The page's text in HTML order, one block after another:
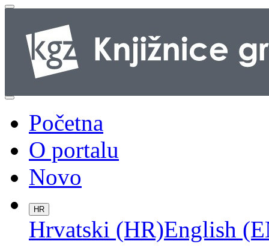
Početna
O portalu
Novo
HR
Hrvatski (HR)English